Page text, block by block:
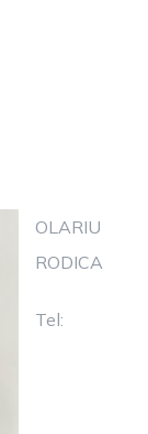
OLARIU
RODICA
Tel: